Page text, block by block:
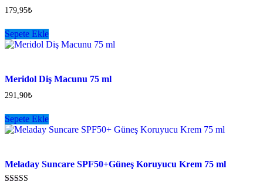
179,95₺
Sepete Ekle
Meridol Diş Macunu 75 ml
291,90₺
Sepete Ekle
Meladay Suncare SPF50+Güneş Koruyucu Krem 75 ml